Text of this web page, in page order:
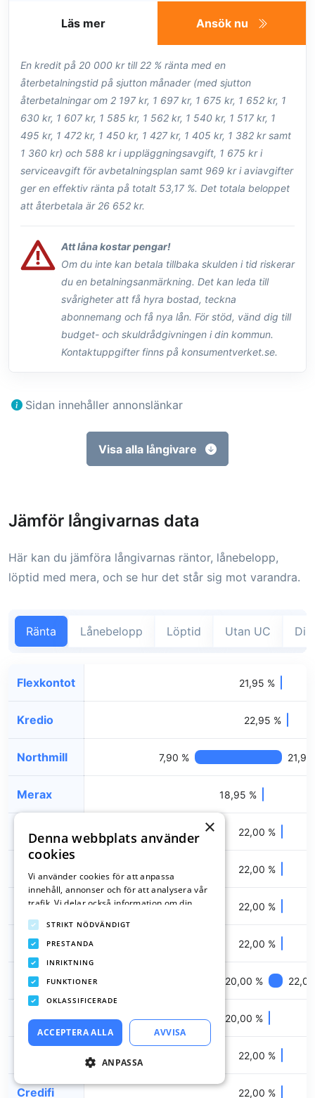
Ansök nu
Läs mer
En kredit på 20 000 kr till 22 % ränta med en
återbetalningstid på sjutton månader (med sjutton
återbetalningar om 2 197 kr, 1 697 kr, 1 675 kr, 1 652 kr, 1
630 kr, 1 607 kr, 1 585 kr, 1 562 kr, 1 540 kr, 1 517 kr, 1
495 kr, 1 472 kr, 1 450 kr, 1 427 kr, 1 405 kr, 1 382 kr samt
1 360 kr) och 588 kr i uppläggningsavgift, 1 675 kr i
serviceavgift för avbetalningsplan samt 969 kr i aviavgifter
ger en effektiv ränta på totalt 53,17 %. Det totala beloppet
att återbetala är 26 652 kr.
Att låna kostar pengar!
Om du inte kan betala tillbaka skulden i tid riskerar
du en betalningsanmärkning. Det kan leda till
svårigheter att få hyra bostad, teckna
abonnemang och få nya lån. För stöd, vänd dig till
budget- och skuldrådgivningen i din kommun.
Kontaktuppgifter finns på konsumentverket.se.
Sidan innehåller annonslänkar
Visa alla långivare
Jämför långivarnas data
Här kan du jämföra långivarnas räntor, lånebelopp,
löptid med mera, och se hur det står sig mot varandra.
Ränta Lånebelopp Löptid Utan UC
Flexkontot 21,95 %
Kredio 22,95 %
Northmill 7,90 % 21,90
Merax 18,95 %
Fairlo 22,00 %
22,00 %
Tomly 22,00 %
Saldo 22,00 %
Loanstep 20,00 %
Creditstar 20,00 %
22,00 %
Credifi 22,00 %
×
Denna webbplats använder
cookies
Vi använder cookies för att anpassa
innehåll, annonser och för att analysera vår
trafik. Vi delar också information om din
reklam- och analyspartners som kan
kombinera den med annan information som
du har tillhandahållit dem eller som de har
samlat in från din användning av deras
tjänster. Integritetspolicy
STRIKT NÖDVÄNDIGT
PRESTANDA
INRIKTNING
FUNKTIONER
OKLASSIFICERADE
ACCEPTERA ALLA AVVISA
ANPASSA